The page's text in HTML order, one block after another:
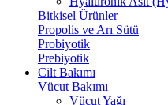
Bitkisel Ürünler
Propolis ve Arı Sütü
Probiyotik
Prebiyotik
Cilt Bakımı
Vücut Bakımı
Vücut Yağı